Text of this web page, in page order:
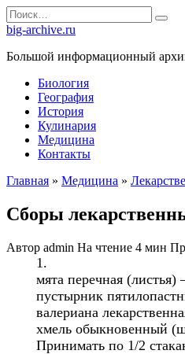
Перейти
к
содержанию
Search
for:
big-archive.ru
Большой информационный
Биология
География
История
Кулинария
Медицина
Контакты
Главная » Медицина »
Сборы
Автор admin На чтение 4 мин
1.
мята перечная
пустырник
валериана
хмель обыкновенный
Принимать по 1/2